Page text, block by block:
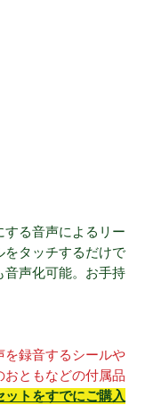
る音声によるリー
をタッチするだけで
音声化可能。お手持
を録音するシールや
ともなどの付属品
トをすでにご購入